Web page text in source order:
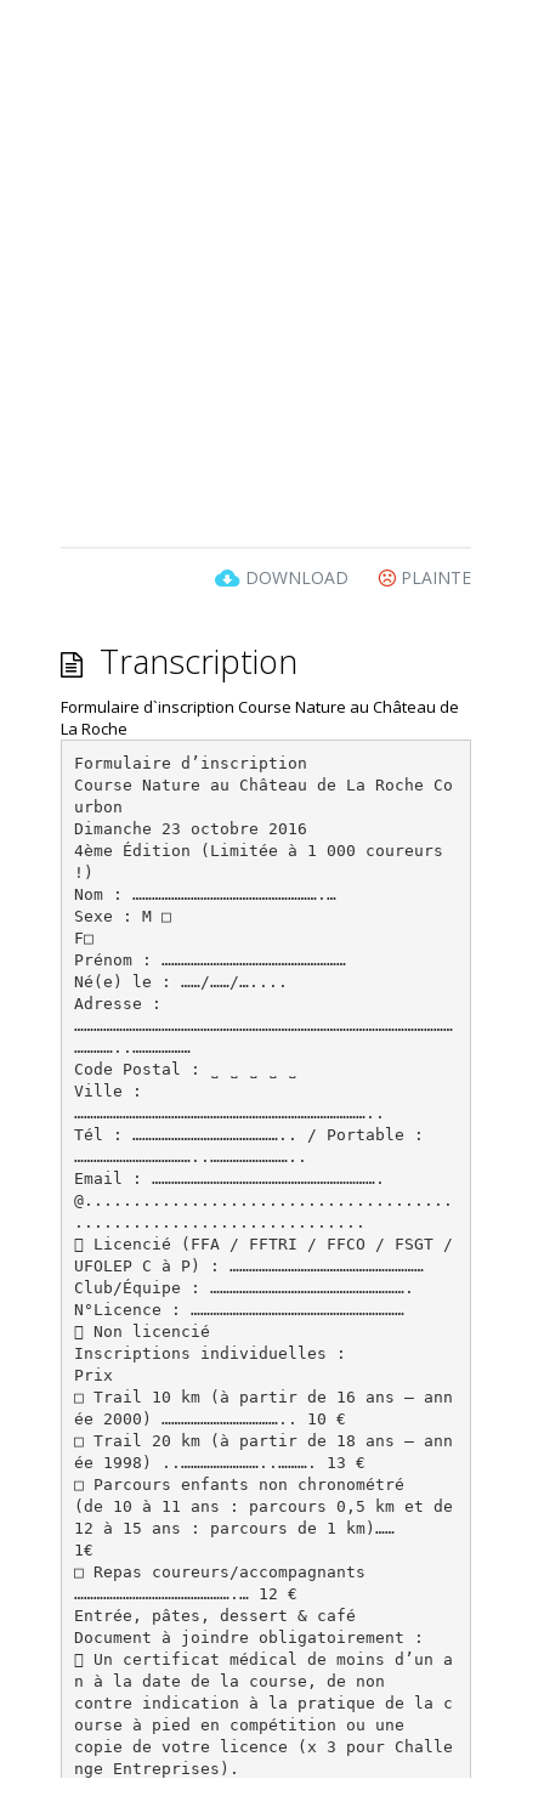
DOWNLOAD PLAINTE
Transcription
Formulaire d`inscription Course Nature au Château de
La Roche
Formulaire d’inscription
Course Nature au Château de La Roche Co
urbon
Dimanche 23 octobre 2016
4ème Édition (Limitée à 1 000 coureurs
!)
Nom : ………………………………………………….…
Sexe : M □
F□
Prénom : …………………………………………………
Né(e) le : ……/……/…....
Adresse :
………………………………………………………………………………………………………
…………..………………
Code Postal : ˽ ˽ ˽ ˽ ˽
Ville :
………………………………………………………………………………..
Tél : ……………………………………….. / Portable :
………………………………..……………………..
Email : …………………………………………………………….
@......................................
..............................
 Licencié (FFA / FFTRI / FFCO / FSGT /
UFOLEP C à P) : ……………………………………………………
Club/Équipe : …………………………………………………….
N°Licence : …………………………………………………………
 Non licencié
Inscriptions individuelles :
Prix
□ Trail 10 km (à partir de 16 ans – ann
ée 2000) ……………………………….. 10 €
□ Trail 20 km (à partir de 18 ans – ann
ée 1998) ..……………………..………. 13 €
□ Parcours enfants non chronométré
(de 10 à 11 ans : parcours 0,5 km et de
12 à 15 ans : parcours de 1 km)……
1€
□ Repas coureurs/accompagnants
………………………………………….… 12 €
Entrée, pâtes, dessert & café
Document à joindre obligatoirement :
 Un certificat médical de moins d’un a
n à la date de la course, de non
contre indication à la pratique de la c
ourse à pied en compétition ou une
copie de votre licence (x 3 pour Challe
nge Entreprises).